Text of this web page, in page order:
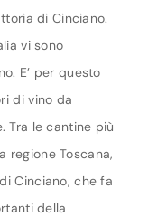
di Cinciano.
vi sono
E’ per questo
di vino da
Tra le cantine più
regione Toscana,
Cinciano, che fa
della